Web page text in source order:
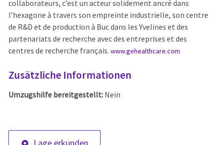
collaborateurs, c’est un acteur solidement ancré dans
l’hexagone à travers son empreinte industrielle, son centre
de R&D et de production à Buc dans les Yvelines et des
partenariats de recherche avec des entreprises et des
centres de recherche français. www.gehealthcare.com
Zusätzliche Informationen
Umzugshilfe bereitgestellt:Nein